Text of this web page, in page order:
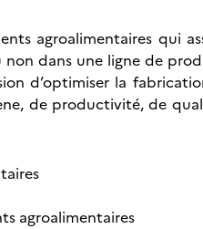
agroalimentaires qui
non dans une ligne de
d’optimiser la
de productivité, de
agroalimentaires